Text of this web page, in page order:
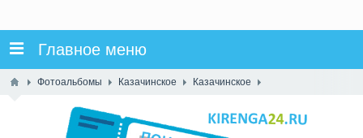
Главное меню
Фотоальбомы Казачинское Казачинское